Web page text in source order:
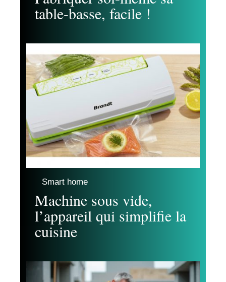
table-basse, facile !
Smart home
Machine sous vide,
l’appareil qui simplifie la
cuisine